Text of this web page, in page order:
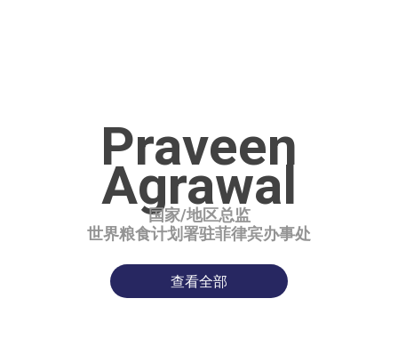
Praveen
Agrawal
国家/地区总监
世界粮食计划署驻菲律宾办事处
查看全部